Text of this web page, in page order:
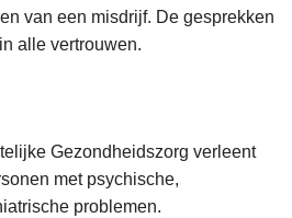
van een misdrijf. De gesprekken
alle vertrouwen.
Gezondheidszorg verleent
met psychische,
problemen.